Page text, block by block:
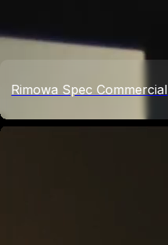
Rimowa Spec Commercial